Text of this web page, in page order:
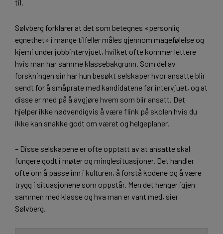
til.
Sølvberg forklarer at det som betegnes «personlig
egnethet» i mange tilfeller måles gjennom magefølelse og
kjemi under jobbintervjuet, hvilket ofte kommer lettere
hvis man har samme klassebakgrunn. Som del av
forskningen sin har hun besøkt selskaper hvor ansatte blir
sendt for å småprate med kandidatene før intervjuet, og at
disse er med på å avgjøre hvem som blir ansatt. Det
hjelper ikke nødvendigvis å være flink på skolen hvis du
ikke kan snakke godt om været og helgeplaner.
– Disse selskapene er ofte opptatt av at ansatte skal
fungere godt i møter og minglesituasjoner. Det handler
ofte om å passe inn i kulturen, å forstå kodene og å være
trygg i situasjonene som oppstår. Men det henger igjen
sammen med klasse og hva man er vant med, sier
Sølvberg.